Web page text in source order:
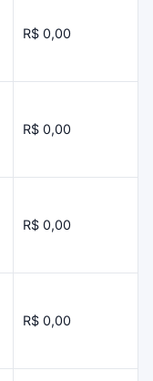
R$ 0,00
R$ 0,00
R$ 0,00
R$ 0,00